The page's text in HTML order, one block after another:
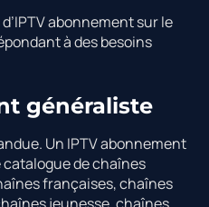
abonnement sur le
à des besoins
généraliste
Un IPTV abonnement
de chaînes
françaises, chaînes